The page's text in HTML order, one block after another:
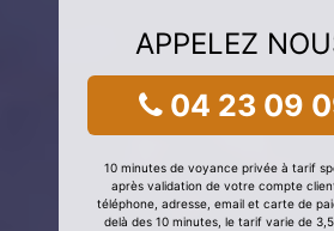
APPELEZ
04 23 09
10 minutes de voyance privée à tarif
après validation de votre compte
téléphone, adresse, email et carte de
delà des 10 minutes, le tarif varie de